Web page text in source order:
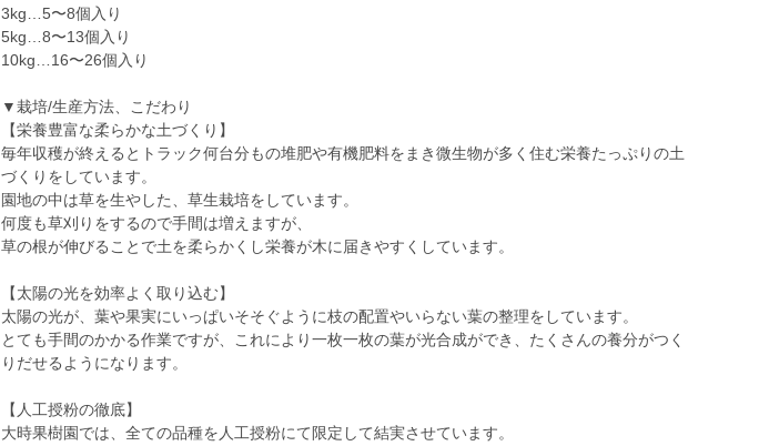
3kg…5〜8個入り
5kg…8〜13個入り
10kg…16〜26個入り
▼栽培/生産方法、こだわり
【栄養豊富な柔らかな土づくり】
毎年収穫が終えるとトラック何台分もの堆肥や有機肥料をまき微生物が多く住む栄養たっぷりの土
づくりをしています。
園地の中は草を生やした、草生栽培をしています。
何度も草刈りをするので手間は増えますが、
草の根が伸びることで土を柔らかくし栄養が木に届きやすくしています。
【太陽の光を効率よく取り込む】
太陽の光が、葉や果実にいっぱいそそぐように枝の配置やいらない葉の整理をしています。
とても手間のかかる作業ですが、これにより一枚一枚の葉が光合成ができ、たくさんの養分がつく
りだせるようになります。
【人工授粉の徹底】
大時果樹園では、全ての品種を人工授粉にて限定して結実させています。